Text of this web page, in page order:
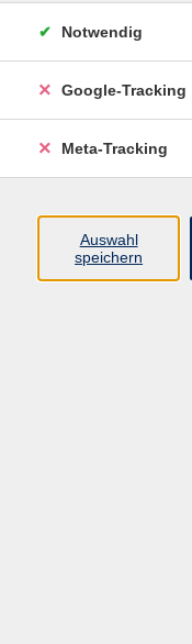
Über uns
Notwendig
Google-Tracking
Meta-Tracking
Auswahl
speichern